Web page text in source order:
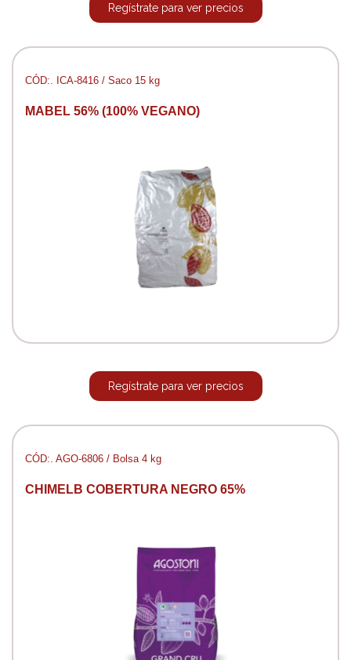
Regístrate para ver precios
CÓD:. ICA-8416 / Saco 15 kg
MABEL 56% (100% VEGANO)
Regístrate para ver precios
CÓD:. AGO-6806 / Bolsa 4 kg
CHIMELB COBERTURA NEGRO 65%